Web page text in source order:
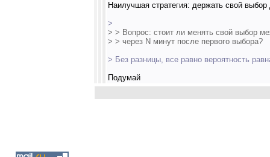
Наилучшая стратегия: держать свой
>
> > Вопрос: стоит ли менять свой выбор
> > через N минут после первого выбора?
> Без разницы, все равно вероятность
Подумай